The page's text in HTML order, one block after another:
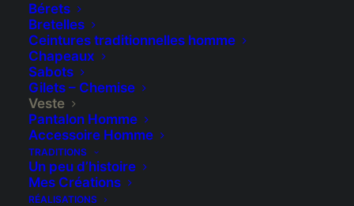
Bérets
Bretelles
Ceintures traditionnelles homme
Chapeaux
Sabots
Gilets – Chemise
Veste
Pantalon Homme
Accessoire Homme
TRADITIONS
Un peu d’histoire
Mes Créations
RÉALISATIONS
Veste en drap de laine
€165,00
Veste en véritable laine naturelle chaude et
confortable. Disponible du 84 cm au 128 cm
de tour de poitrine.